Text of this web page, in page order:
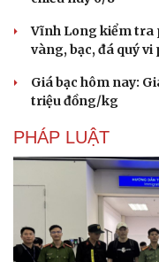
Văn hóa
Văn học
Âm nhạc
Vĩnh Long kiểm tra
vàng, bạc, đá quý vi
Giá bạc hôm nay:
triệu đồng/kg
PHÁP LUẬT